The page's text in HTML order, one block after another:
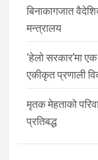
बिनाकागजात
मन्त्रालय
‘हेलो सरकार’मा
एकीकृत प्रणाली
मृतक मेहताको
प्रतिबद्ध